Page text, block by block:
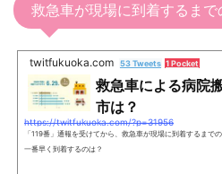
救急車が現場に到着するまで
twitfukuoka.com 53 Tweets 1 Pocket
救急車による病院
市は？
https://twitfukuoka.com/?p=31956
「119番」通報を受けてから、救急車が現場に到着するまで
一番早く到着するのは？